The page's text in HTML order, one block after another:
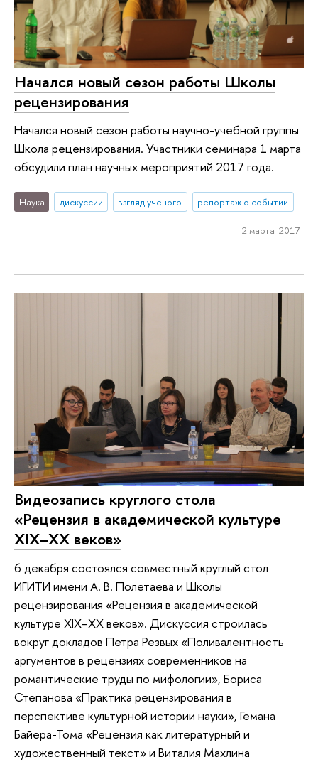
Начался новый сезон работы Школы
рецензирования
Начался новый сезон работы научно-учебной группы
Школа рецензирования. Участники семинара 1 марта
обсудили план научных мероприятий 2017 года.
Наука дискуссии взгляд ученого репортаж о событии
2 марта 2017
Видеозапись круглого стола
«Рецензия в академической культуре
XIX–XX веков»
6 декабря состоялся совместный круглый стол
ИГИТИ имени А. В. Полетаева и Школы
рецензирования «Рецензия в академической
культуре XIX–XX веков». Дискуссия строилась
вокруг докладов Петра Резвых «Поливалентность
аргументов в рецензиях современников на
романтические труды по мифологии», Бориса
Степанова «Практика рецензирования в
перспективе культурной истории науки», Гемана
Байера-Тома «Рецензия как литературный и
художественный текст» и Виталия Махлина